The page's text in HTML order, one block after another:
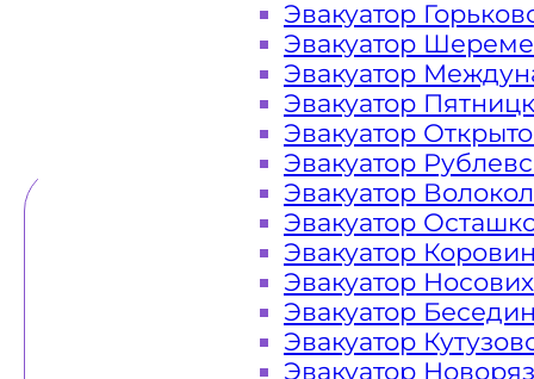
любой ситуации и гарантируем
WHATSAPP
Эвакуатор
Эвакуатор
Эвакуатор
Эвакуатор
Эвакуатор
Эвакуатор
Эвакуатор
Эвакуатор
Эвакуатор
Эвакуатор
Эвакуатор
Эвакуатор
Эвакуатор